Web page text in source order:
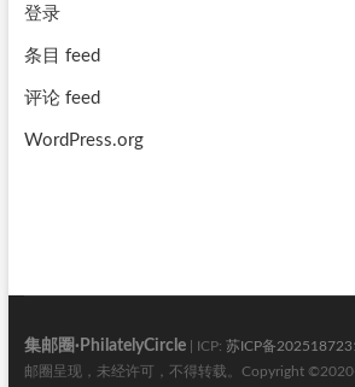
登录
条目 feed
评论 feed
WordPress.org
集邮圈·PhilatelyCircle| ICP: 苏ICP备
邮圈呈现，未经许可，不得转载。Copyright